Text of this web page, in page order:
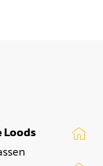
Loods